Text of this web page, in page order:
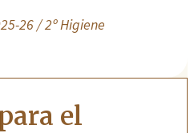
26 / 2º Higiene
el